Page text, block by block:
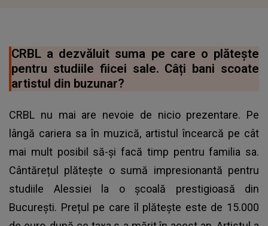
CRBL a dezvăluit suma pe care o plătește
pentru studiile fiicei sale. Câți bani scoate
artistul din buzunar?
CRBL nu mai are nevoie de nicio prezentare. Pe
lângă cariera sa în muzică, artistul încearcă pe cât
mai mult posibil să-și facă timp pentru familia sa.
Cântărețul plătește o sumă impresionantă pentru
studiile Alessiei la o școală prestigioasă din
București. Prețul pe care îl plătește este de 15.000